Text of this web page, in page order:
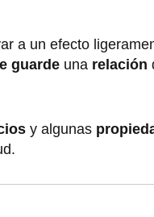
a un efecto
guarde una relación
y algunas